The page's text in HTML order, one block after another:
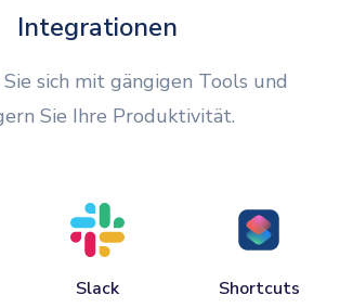
Integrationen
sich mit gängigen Tools und
Sie Ihre Produktivität.
Slack Shortcuts